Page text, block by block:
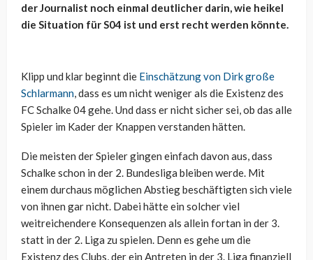
der Journalist noch einmal deutlicher darin, wie heikel
die Situation für S04 ist und erst recht werden könnte.
Klipp und klar beginnt die Einschätzung von Dirk große
Schlarmann, dass es um nicht weniger als die Existenz des
FC Schalke 04 gehe. Und dass er nicht sicher sei, ob das alle
Spieler im Kader der Knappen verstanden hätten.
Die meisten der Spieler gingen einfach davon aus, dass
Schalke schon in der 2. Bundesliga bleiben werde. Mit
einem durchaus möglichen Abstieg beschäftigten sich viele
von ihnen gar nicht. Dabei hätte ein solcher viel
weitreichendere Konsequenzen als allein fortan in der 3.
statt in der 2. Liga zu spielen. Denn es gehe um die
Existenz des Clubs, der ein Antreten in der 3. Liga finanziell